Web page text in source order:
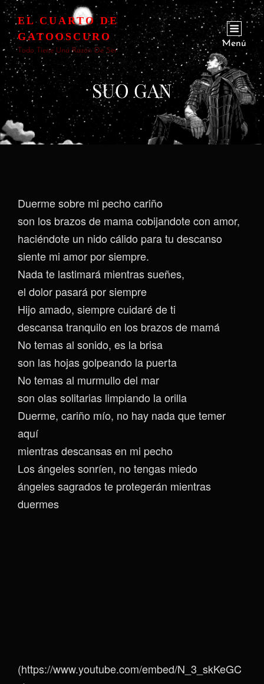
EL CUARTO DE
GATOOSCURO
Todo Tiene Una Razón De Ser
Menú
SUO GAN
Duerme sobre mi pecho cariño
son los brazos de mama cobijandote con amor,
haciéndote un nido cálido para tu descanso
siente mi amor por siempre.
Nada te lastimará mientras sueñes,
el dolor pasará por siempre
Hijo amado, siempre cuidaré de ti
descansa tranquilo en los brazos de mamá
No temas al sonido, es la brisa
son las hojas golpeando la puerta
No temas al murmullo del mar
son olas solitarias limpiando la orilla
Duerme, cariño mío, no hay nada que temer
aquí
mientras descansas en mi pecho
Los ángeles sonríen, no tengas miedo
ángeles sagrados te protegerán mientras
duermes
(https://www.youtube.com/embed/N_3_skKeGC